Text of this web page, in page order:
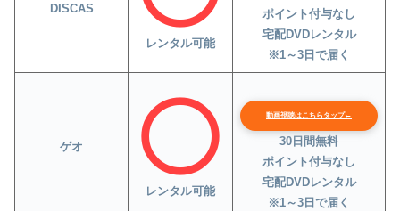
DISCAS
レンタル可能
ポイント付与なし
宅配DVDレンタル
※1～3日で届く
ゲオ
レンタル可能
動画視聴はこちらタップ←
30日間無料
ポイント付与なし
宅配DVDレンタル
※1～3日で届く